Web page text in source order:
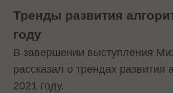
Тренды развития
году
В завершении выступления
рассказал о трендах развития
2021 году.